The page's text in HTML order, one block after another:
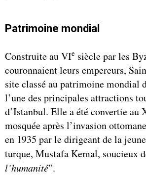
Patrimoine mondial
Construite au VIe siècle par les
couronnaient leurs empereurs,
site classé au patrimoine mondial
l’une des principales attractions
d’Istanbul. Elle a été convertie au
mosquée après l’invasion
en 1935 par le dirigeant de la
turque, Mustafa Kemal, soucieux
l’humanité”.